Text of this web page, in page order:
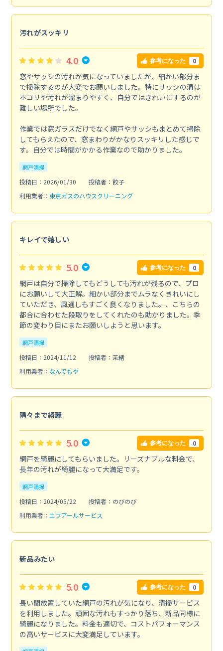
汚れがスッキリ
4.0 参考になった 0
窓やサッシの汚れが気になっていましたが、細かい部分ま
で掃除するのが大変でお願いしました。特にサッシの溝は
ホコリや汚れが溜まりやすく、自分ではきれいにするのが
難しい場所でした。
作業では窓ガラスだけでなく網戸やサッシもまとめて掃除
してもらえたので、窓まわりがかなりスッキリした感じで
す。自分では時間がかかる作業なので助かりました。
網戸清掃
投稿日：2026/01/30
投稿者：餃子
利用業者： 東京ガスのハウスクリーニング
キレイで嬉しい
5.0 参考になった 0
網戸は自分で掃除してもどうしても汚れが残るので、プロ
にお願いして大正解。細かい部分までムラなくきれいにし
ていただき、風通しもすごく良くなりました。、こちらの
都合に合わせた段取りをしてくれたのも助かりました。季
節の変わり目にまたお願いしようと思います。
網戸清掃
投稿日：2024/11/12
投稿者：茉緒
利用業者： なんでもや
隅々まで綺麗
5.0 参考になった 0
網戸を綺麗にしてもらいました。リーズナブルな料金で、
長年の汚れが綺麗になって大満足です。
網戸清掃
投稿日：2024/05/22
投稿者：のびのび
利用業者： エフアールサービス
新品みたい
5.0 参考になった 0
長い間放置していた網戸の汚れが気になり、清掃サービス
を利用しました。頑固な汚れもすっかり落ち、新品同様に
綺麗になりました。料金も適切で、コストパフォーマンス
の高いサービスに大変満足しています。